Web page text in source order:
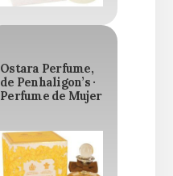
Ostara Perfume,
de Penhaligon’s ·
Perfume de Mujer